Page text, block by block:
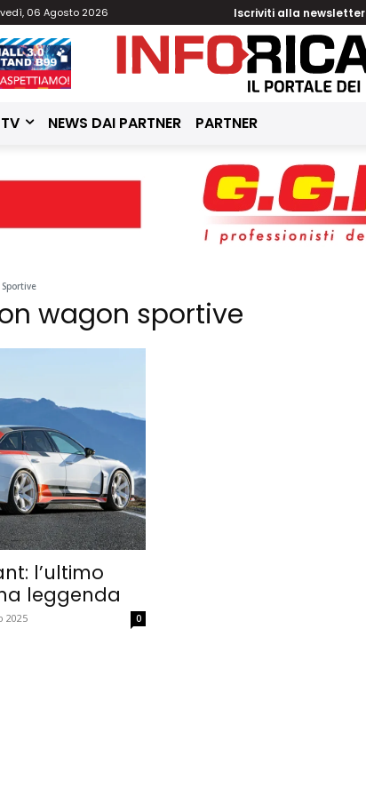
06 Agosto 2026 Iscriviti alla newsletter
NEWS DAI PARTNER PARTNER
wagon sportive
l’ultimo
leggenda
2025 0